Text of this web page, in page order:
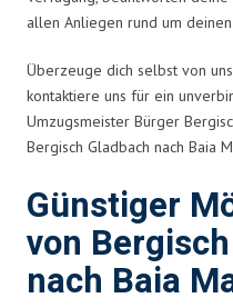
allen Anliegen rund um
Überzeuge dich selbst von
kontaktiere uns für ein
Umzugsmeister Bürger
Bergisch Gladbach nach Baia
Günstiger
von
nach Baia